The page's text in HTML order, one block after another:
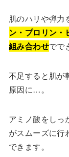
肌のハリや弾力
ン・プロリン・
組み合わせでで
不足すると肌が
原因に…。
アミノ酸をしっ
がスムーズに行
できます。